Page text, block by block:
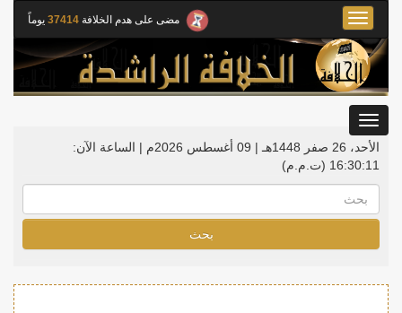
مضى على هدم الخلافة 37414 يوماً
Toggle
navigation
الأحد، 26 صفر 1448هـ | 09 أغسطس 2026م |
الساعة الآن:
16:30:11 (ت.م.م)
بحث